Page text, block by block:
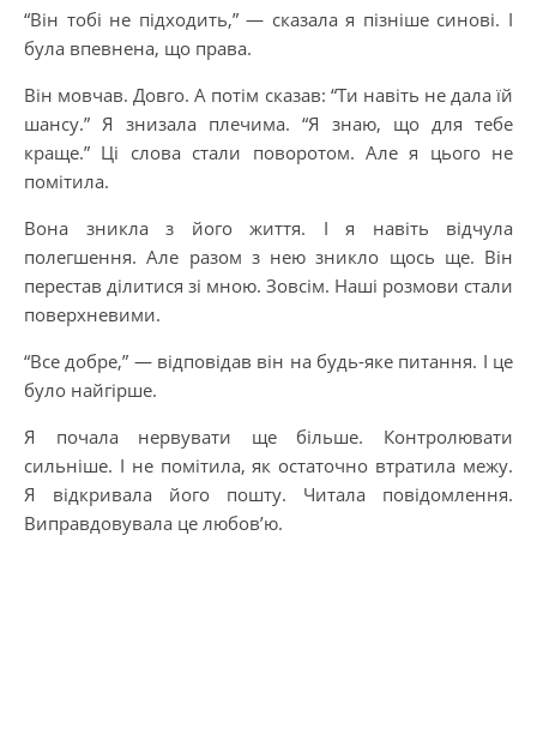
“Він тобі не підходить,” — сказала я пізніше синові. І
була впевнена, що права.
Він мовчав. Довго. А потім сказав: “Ти навіть не дала їй
шансу.” Я знизала плечима. “Я знаю, що для тебе
краще.” Ці слова стали поворотом. Але я цього не
помітила.
Вона зникла з його життя. І я навіть відчула
полегшення. Але разом з нею зникло щось ще. Він
перестав ділитися зі мною. Зовсім. Наші розмови стали
поверхневими.
“Все добре,” — відповідав він на будь-яке питання. І це
було найгірше.
Я почала нервувати ще більше. Контролювати
сильніше. І не помітила, як остаточно втратила межу.
Я відкривала його пошту. Читала повідомлення.
Виправдовувала це любов’ю.